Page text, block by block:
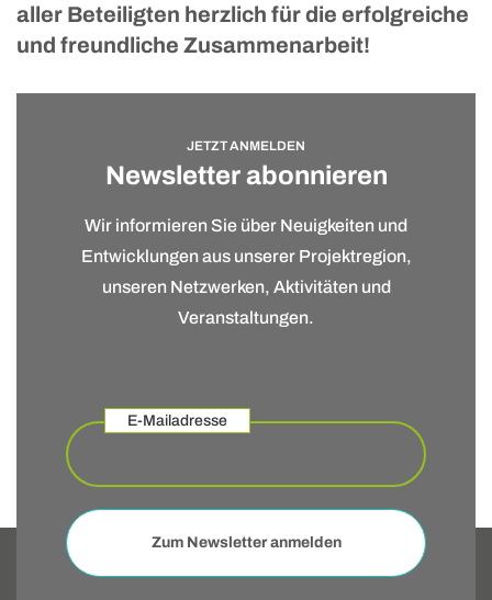
aller Beteiligten herzlich für die erfolgreiche
und freundliche Zusammenarbeit!
JETZT ANMELDEN
Newsletter abonnieren
Wir informieren Sie über Neuigkeiten und
Entwicklungen aus unserer Projektregion,
unseren Netzwerken, Aktivitäten und
Veranstaltungen.
E-Mailadresse
Zum Newsletter anmelden